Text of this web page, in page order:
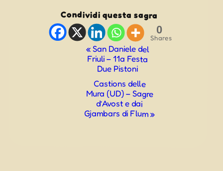
Condividi questa sagra
0
Shares
«San Daniele del
Friuli – 11a Festa
Due Pistoni
Castions delle
Mura (UD) – Sagre
d’Avost e dai
Gjambars di Flum»